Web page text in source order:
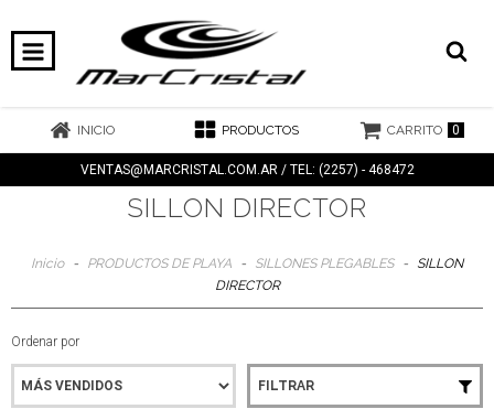
INICIO PRODUCTOS CARRITO 0
VENTAS@MARCRISTAL.COM.AR/ TEL: (2257) - 468472
SILLON DIRECTOR
Inicio - PRODUCTOS DE PLAYA - SILLONES PLEGABLES -
SILLON
DIRECTOR
Ordenar por
FILTRAR